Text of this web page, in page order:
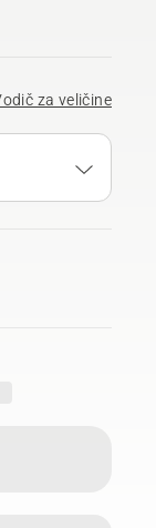
za veličine